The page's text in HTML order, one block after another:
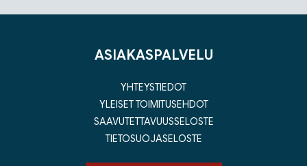
ASIAKASPALVELU
YHTEYSTIEDOT
YLEISET TOIMITUSEHDOT
SAAVUTETTAVUUSSELOSTE
TIETOSUOJASELOSTE